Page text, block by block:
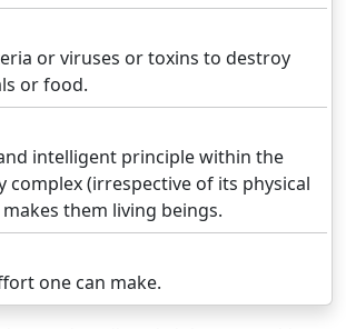
or viruses or toxins to destroy
or food.
intelligent principle within the
complex (irrespective of its physical
them living beings.
one can make.